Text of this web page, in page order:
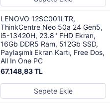
LENOVO 12SC001LTR,
ThinkCentre Neo 50a 24 Gen5,
i5-13420H, 23.8" FHD Ekran,
16Gb DDR5 Ram, 512Gb SSD,
Paylaşımlı Ekran Kartı, Free Dos,
All In One PC
67.148,83 TL
Sepete Ekle